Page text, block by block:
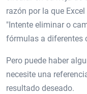
razón por la que
"Intente eliminar o
fórmulas a diferentes
Pero puede haber
necesite una
resultado deseado.